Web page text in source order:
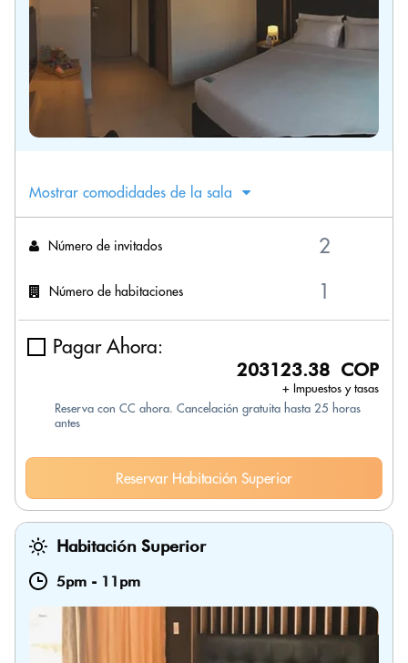
Mostrar comodidades de la sala
Número de invitados
Número de habitaciones
Pagar Ahora:
203123.38 COP
+ Impuestos y tasas
Reserva con CC ahora. Cancelación gratuita hasta 25 horas
antes
Reservar Habitación Superior
Habitación Superior
5pm - 11pm